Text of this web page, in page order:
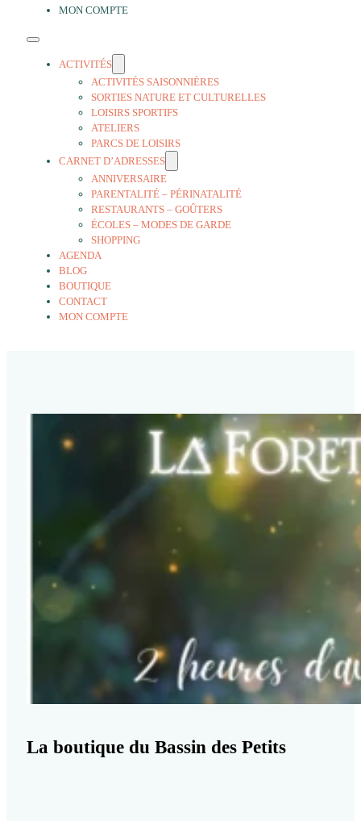
MON COMPTE
ACTIVITÉS
ACTIVITÉS SAISONNIÈRES
SORTIES NATURE ET CULTURELLES
LOISIRS SPORTIFS
ATELIERS
PARCS DE LOISIRS
CARNET D’ADRESSES
ANNIVERSAIRE
PARENTALITÉ – PÉRINATALITÉ
RESTAURANTS – GOÛTERS
ÉCOLES – MODES DE GARDE
SHOPPING
AGENDA
BLOG
BOUTIQUE
CONTACT
MON COMPTE
La boutique du Bassin des Petits